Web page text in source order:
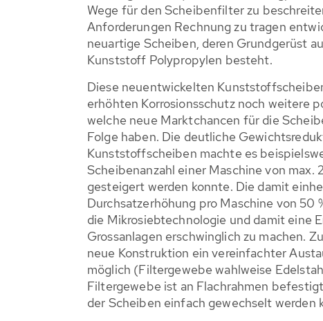
Wege für den Scheibenfilter zu
Anforderungen Rechnung zu tragen
neuartige Scheiben, deren Grundgerüst
Kunststoff Polypropylen besteht.
Diese neuentwickelten
erhöhten Korrosionsschutz noch weitere
welche neue Marktchancen für die
Folge haben. Die deutliche
Kunststoffscheiben machte es
Scheibenanzahl einer Maschine von max.
gesteigert werden konnte. Die damit
Durchsatzerhöhung pro Maschine von 50
die Mikrosiebtechnologie und damit eine
Grossanlagen erschwinglich zu machen.
neue Konstruktion ein vereinfachter
möglich (Filtergewebe wahlweise
Filtergewebe ist an Flachrahmen
der Scheiben einfach gewechselt werden